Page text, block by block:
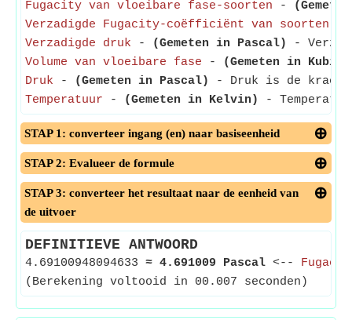
Fugacity van vloeibare fase-soorten -
Verzadigde Fugacity-coëfficiënt van soorten
Verzadigde druk - (Gemeten in Pascal)
-
Volume van vloeibare fase -
(Gemeten in
Druk - (Gemeten in Pascal)
- Druk is de kracht
Temperatuur - (Gemeten in Kelvin) -
STAP 1: converteer ingang (en) naar basiseenheid
STAP 2: Evalueer de formule
STAP 3: converteer het resultaat naar de eenheid van
de uitvoer
DEFINITIEVE ANTWOORD
4.69100948094633 ≈ 4.691009 Pascal <--
(Berekening voltooid in 00.007 seconden)